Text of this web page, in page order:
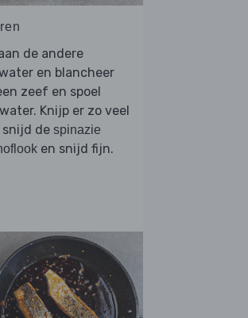
de andere
en blancheer
zeef en spoel
Knijp er zo veel
de spinazie
en snijd fijn.